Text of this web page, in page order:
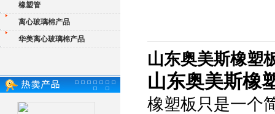
橡塑管
离心玻璃棉产品
华美离心玻璃棉产品
山东奥美斯橡塑
山东奥美斯橡
橡塑板只是一个